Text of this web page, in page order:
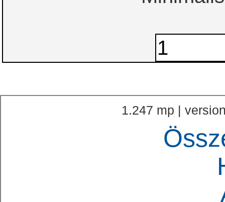
1.247 mp |